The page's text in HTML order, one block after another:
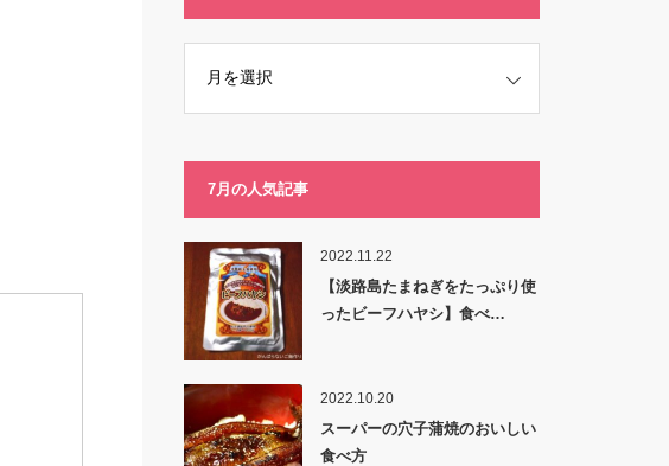
7月の人気記事
2022.11.22
【淡路島たまねぎをたっぷり使
ったビーフハヤシ】食べ…
2022.10.20
スーパーの穴子蒲焼のおいしい
食べ方